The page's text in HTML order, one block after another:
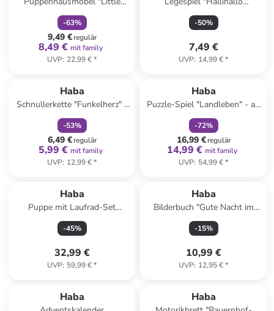
Friends" - ab 3 Jahren
-63%
9,49 €regulär
8,49 € mit family
UVP: 22,99 €*
Kalmario!" - ab 4 Jahren
-50%
7,49 €
UVP: 14,99 €*
Haba
Schnullerkette "Funkelherz" -
ab Geburt
-53%
6,49 €regulär
5,99 € mit family
UVP: 12,99 €*
Haba
Puzzle-Spiel "Landleben" - ab
2 Jahren
-72%
16,99 €regulär
14,99 € mit family
UVP: 54,99 €*
Haba
Puppe mit Laufrad-Set
"Annelie" - ab 18 Monaten
-45%
32,99 €
UVP: 59,99 €*
Haba
Bilderbuch "Gute Nacht im
Meer" - ab 2 Jahren
-15%
10,99 €
UVP: 12,95 €*
Haba Haba